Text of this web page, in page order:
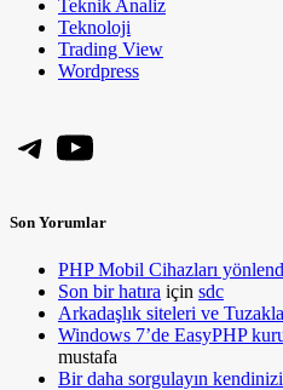
Teknik Analiz
Teknoloji
Trading View
Wordpress
Telegram
YouTube
Son Yorumlar
PHP Mobil Cihazları
Son bir hatıra için sdc
Arkadaşlık siteleri ve
Windows 7’de EasyPHP
mustafa
Bir daha sorgulayın